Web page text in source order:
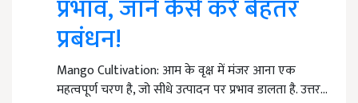
प्रभाव, जानें कैसे करें बेहतर
प्रबंधन!
Mango Cultivation: आम के वृक्ष में मंजर आना एक
महत्वपूर्ण चरण है, जो सीधे उत्पादन पर प्रभाव डालता है. उत्तर…